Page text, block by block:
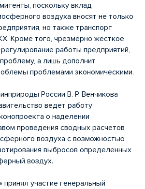
поскольку вклад
воздуха вносят не только
но также транспорт
Кроме того, чрезмерно жесткое
работы предприятий,
а лишь дополнит
проблемами экономическими.
России В. Р. Венчикова
ведет работу
о наделении
проведения сводных расчетов
воздуха с возможностью
выбросов определенных
воздух.
принял участие генеральный